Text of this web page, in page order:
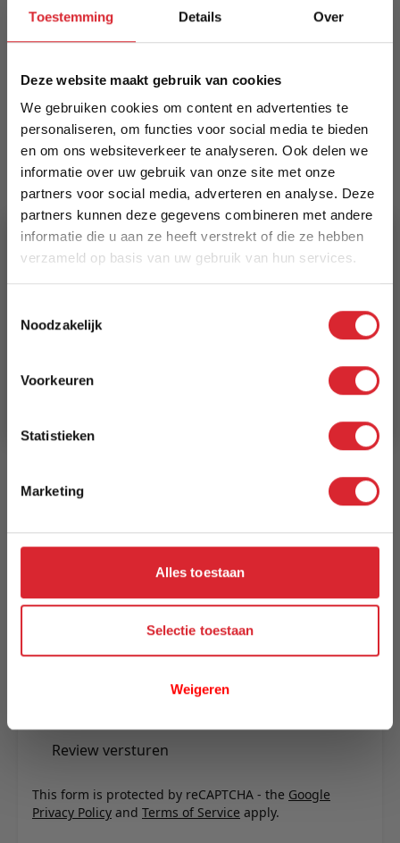
Toestemming Details Over
Deze website maakt gebruik van cookies
We gebruiken cookies om content en advertenties te
personaliseren, om functies voor social media te bieden
en om ons websiteverkeer te analyseren. Ook delen we
informatie over uw gebruik van onze site met onze
partners voor social media, adverteren en analyse. Deze
partners kunnen deze gegevens combineren met andere
informatie die u aan ze heeft verstrekt of die ze hebben
verzameld op basis van uw gebruik van hun services.
Noodzakelijk
Voorkeuren
Statistieken
Marketing
Alles toestaan
Selectie toestaan
Weigeren
frame. Voorzien van gestikte, extra gevulde rug-
en zitkussens voor optimale rugondersteuning
Uw naam
Review
Review versturen
This form is protected by reCAPTCHA - the Google
Privacy Policy and Terms of Service apply.
Meer informatie
Merk
Kick Collection
EAN
8720604679519
€ 329,00
Levertijd